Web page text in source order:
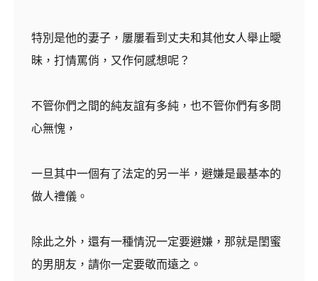
特別是他的妻子，屢屢看到丈夫和其他女人舉止曖
昧，打情罵俏，又作何感想呢？
不管你們之間的純友誼有多純，也不管你們有多問
心無愧，
一旦其中一個有了法定的另一半，避嫌是最基本的
做人禮儀。
除此之外，還有一種情況一定要避嫌，那就是閨蜜
的男朋友，請你一定要敬而遠之。